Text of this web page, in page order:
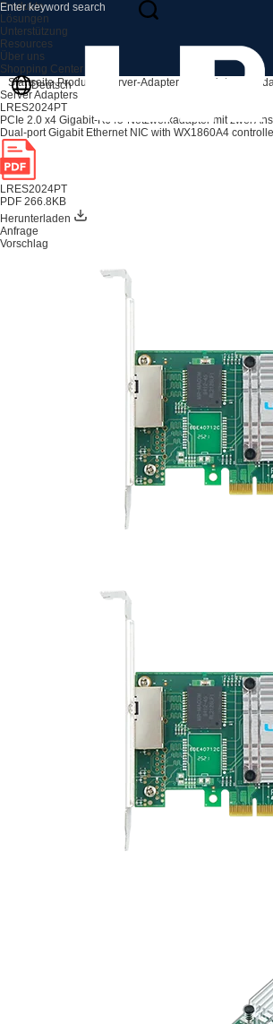
Produkte
Lösungen
Unterstützung
Resources
Über uns
Shopping Center
Deutsch
Startseite Produkte Server-Adapter PCIe-
Server Adapters
LRES2024PT
PCIe 2.0 x4 Gigabit-RJ45-Netzwerkadapter mit zwei
Dual-port Gigabit Ethernet NIC with WX1860A4
LRES2024PT
PDF 266.8KB
Herunterladen
Anfrage
Vorschlag